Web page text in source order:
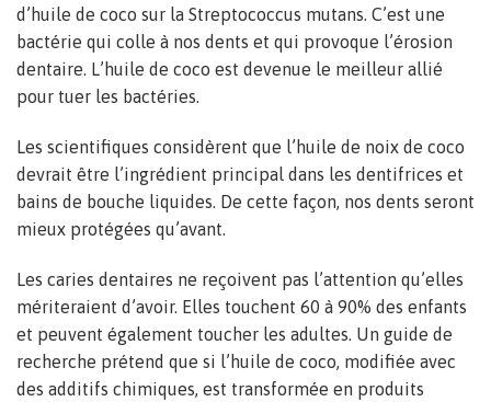
d’huile de coco sur la Streptococcus mutans. C’est une
bactérie qui colle à nos dents et qui provoque l’érosion
dentaire. L’huile de coco est devenue le meilleur allié
pour tuer les bactéries.
Les scientifiques considèrent que l’huile de noix de coco
devrait être l’ingrédient principal dans les dentifrices et
bains de bouche liquides. De cette façon, nos dents seront
mieux protégées qu’avant.
Les caries dentaires ne reçoivent pas l’attention qu’elles
mériteraient d’avoir. Elles touchent 60 à 90% des enfants
et peuvent également toucher les adultes. Un guide de
recherche prétend que si l’huile de coco, modifiée avec
des additifs chimiques, est transformée en produits